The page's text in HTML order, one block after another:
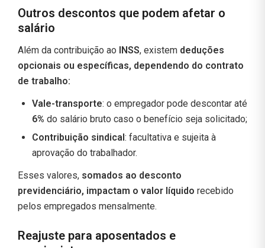
Outros descontos que podem afetar o
salário
Além da contribuição ao INSS, existem deduções
opcionais ou específicas, dependendo do contrato
de trabalho:
Vale-transporte: o empregador pode descontar até
6% do salário bruto caso o benefício seja solicitado;
Contribuição sindical: facultativa e sujeita à
aprovação do trabalhador.
Esses valores, somados ao desconto
previdenciário, impactam o valor líquido recebido
pelos empregados mensalmente.
Reajuste para aposentados e